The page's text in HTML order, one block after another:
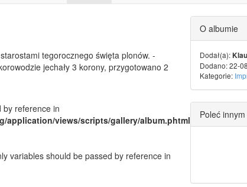
tegorocznego święta plonów. -
jechały 3 korony, przygotowano 2
by reference in
application/views/scripts/gallery/album.phtml
variables should be passed by reference in
O albumie
Dodał(a):
Dodano: 22-
Kategorie:
Poleć innym